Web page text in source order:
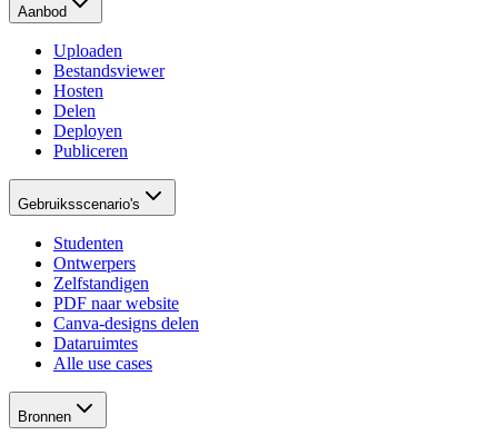
Aanbod
Uploaden
Bestandsviewer
Hosten
Delen
Deployen
Publiceren
Gebruiksscenario's
Studenten
Ontwerpers
Zelfstandigen
PDF naar website
Canva-designs delen
Dataruimtes
Alle use cases
Bronnen